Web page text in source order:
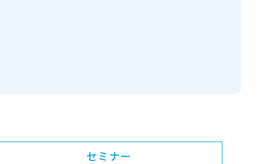
セミナー